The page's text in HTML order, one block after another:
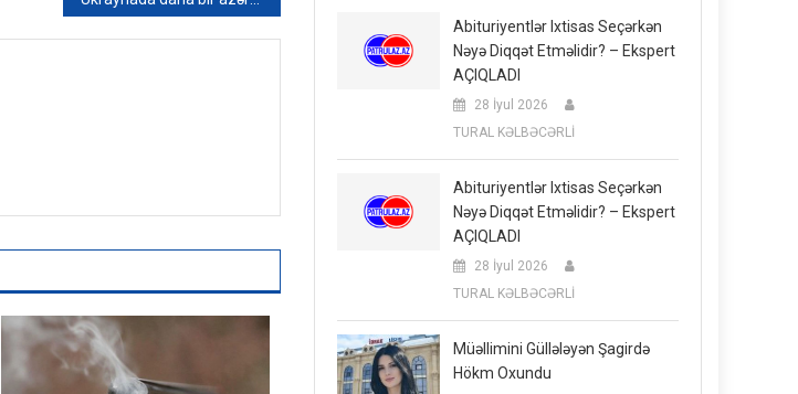
Abituriyentlər Ixtisas Seçərkən
Nəyə Diqqət Etməlidir? – Ekspert
AÇIQLADI
28 İyul 2026
TURAL KƏLBƏCƏRLİ
Abituriyentlər Ixtisas Seçərkən
Nəyə Diqqət Etməlidir? – Ekspert
AÇIQLADI
28 İyul 2026
TURAL KƏLBƏCƏRLİ
Müəllimini Güllələyən Şagirdə
Hökm Oxundu